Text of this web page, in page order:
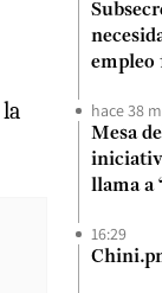
empleo
hace 38
Mesa
llama a
16:29